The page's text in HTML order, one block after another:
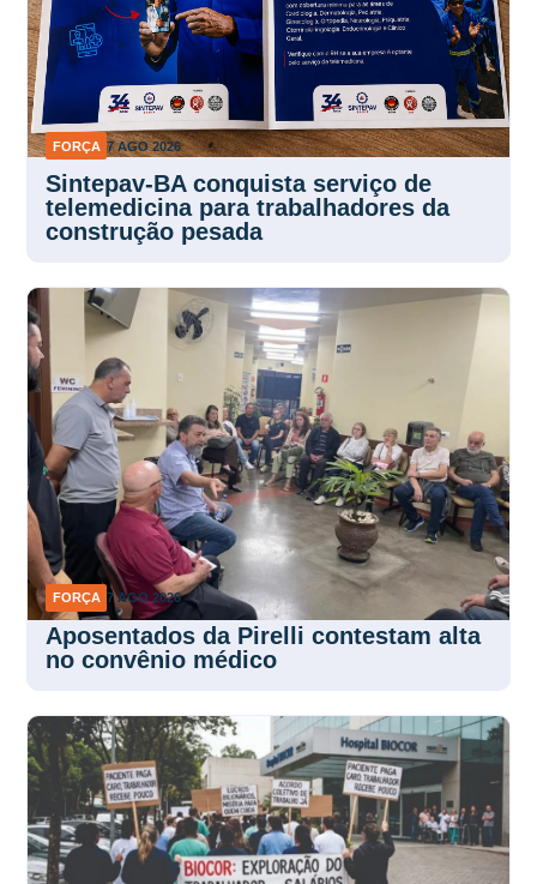
FORÇA 7 AGO 2026
Sintepav-BA conquista serviço de
telemedicina para trabalhadores da
construção pesada
FORÇA 7 AGO 2026
Aposentados da Pirelli contestam alta
no convênio médico